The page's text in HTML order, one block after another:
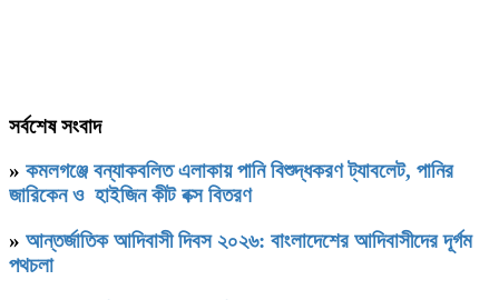
সর্বশেষ সংবাদ
» কমলগঞ্জে বন্যাকবলিত এলাকায় পানি বিশুদ্ধকরণ ট্যাবলেট, পানির
জারিকেন ও হাইজিন কীট বক্স বিতরণ
» আন্তর্জাতিক আদিবাসী দিবস ২০২৬: বাংলাদেশের আদিবাসীদের দূর্গম
পথচলা